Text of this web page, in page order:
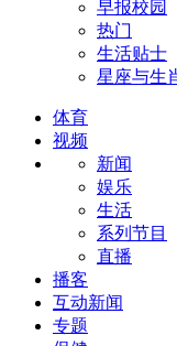
早报校园
热门
生活贴士
星座与生
体育
视频
新闻
娱乐
生活
系列节目
直播
播客
互动新闻
专题